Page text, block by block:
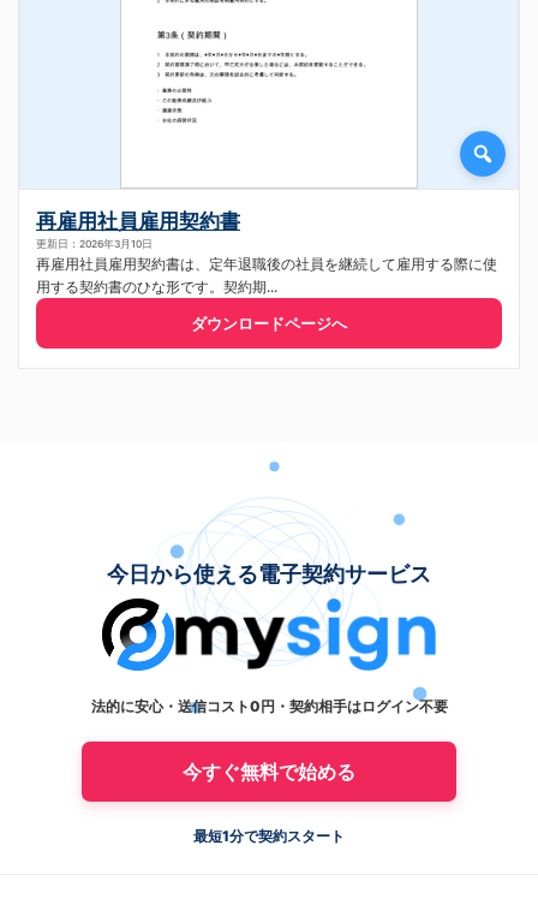
再雇用社員雇用契約書
更新日：2026年3月10日
再雇用社員雇用契約書は、定年退職後の社員を継続して雇用する際に使
用する契約書のひな形です。契約期...
ダウンロードページへ
今日から使える電子契約サービス
法的に安心・送信コスト0円・契約相手はログイン不要
今すぐ無料で始める
最短1分で契約スタート